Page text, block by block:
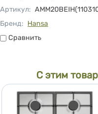
Артикул:
Бренд: Hansa
СравнитьСравнить
С этим